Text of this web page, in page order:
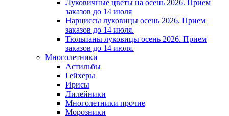
Луковичные цветы на осень 2026. Прием
заказов до 14 июля
Нарциссы луковицы осень 2026. Прием
заказов до 14 июля.
Тюльпаны луковицы осень 2026. Прием
заказов до 14 июля.
Многолетники
Астильбы
Гейхеры
Ирисы
Лилейники
Многолетники прочие
Морозники